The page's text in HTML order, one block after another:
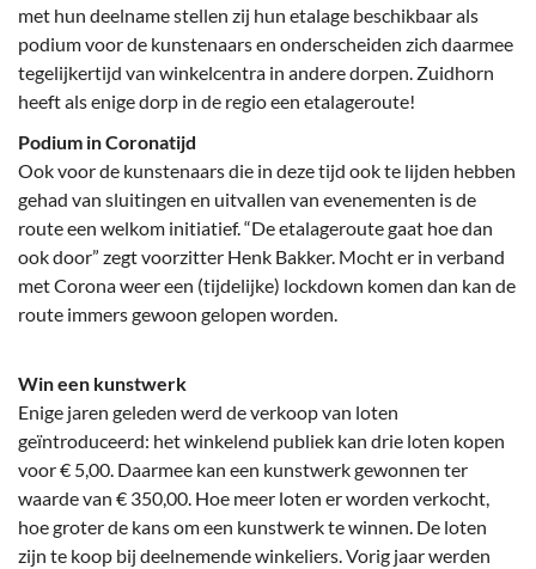
met hun deelname stellen zij hun etalage beschikbaar als
podium voor de kunstenaars en onderscheiden zich daarmee
tegelijkertijd van winkelcentra in andere dorpen. Zuidhorn
heeft als enige dorp in de regio een etalageroute!
Podium in Coronatijd
Ook voor de kunstenaars die in deze tijd ook te lijden hebben
gehad van sluitingen en uitvallen van evenementen is de
route een welkom initiatief. “De etalageroute gaat hoe dan
ook door” zegt voorzitter Henk Bakker. Mocht er in verband
met Corona weer een (tijdelijke) lockdown komen dan kan de
route immers gewoon gelopen worden.
Win een kunstwerk
Enige jaren geleden werd de verkoop van loten
geïntroduceerd: het winkelend publiek kan drie loten kopen
voor € 5,00. Daarmee kan een kunstwerk gewonnen ter
waarde van € 350,00. Hoe meer loten er worden verkocht,
hoe groter de kans om een kunstwerk te winnen. De loten
zijn te koop bij deelnemende winkeliers. Vorig jaar werden